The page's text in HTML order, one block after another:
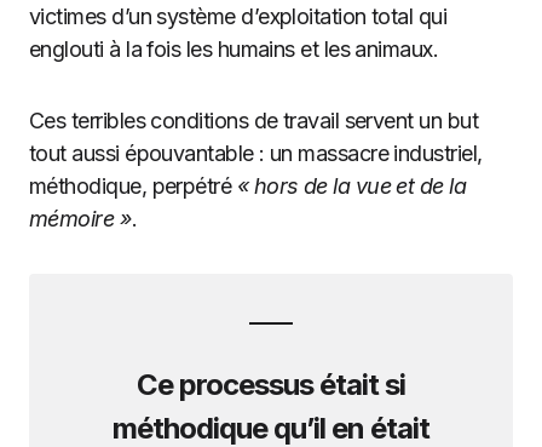
victimes d’un système d’exploitation total qui
englouti à la fois les humains et les animaux.
Ces terribles conditions de travail servent un but
tout aussi épouvantable : un massacre industriel,
méthodique, perpétré « hors de la vue et de la
mémoire ».
Ce processus était si
méthodique qu’il en était